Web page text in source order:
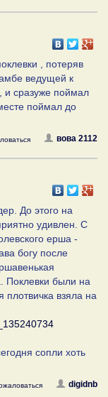
, потеряв
ведущей к
сразуже поймал
поймал до
вова 2112
До этого на
удивлен. С
ерша -
богу после
Поклевки были на
взяла на
сопли хоть
digidnb